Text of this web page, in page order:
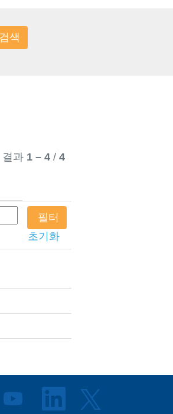
결과 1 – 4 / 4
초기화
새
새
에
새
탭